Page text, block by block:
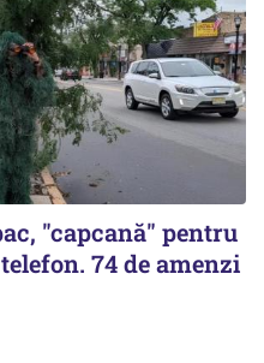
"capcană" pentru
74 de amenzi